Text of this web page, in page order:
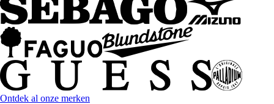
Ontdek al onze merken